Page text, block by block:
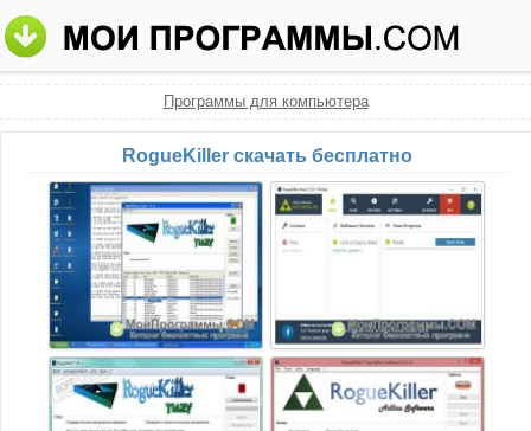
Программы для компьютера
RogueKiller скачать бесплатно